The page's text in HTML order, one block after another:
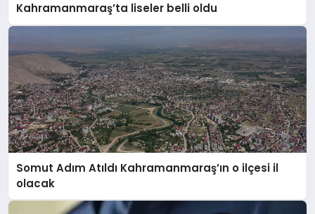
Kahramanmaraş’ta liseler belli oldu
Somut Adım Atıldı Kahramanmaraş’ın o ilçesi il
olacak